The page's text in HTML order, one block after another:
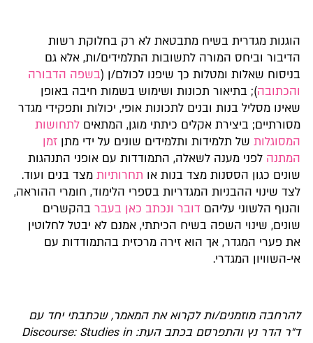
הוגנות מגדרית בשיח מתבטאת לא רק בחלוקת רשות
הדיבור וביחס המורה לתשובות התלמידים/ות, אלא גם
בניסוח שאלות ומטלות כך שיפנו לכולם/ן (בשפה הדבורה
והכתובה); בתיאור תכונות ושימוש בשמות חיבה באופן
שאינו מסליל בנות ובנים לתכונות אופי, יכולות ותפקידי מגדר
מסורתיים; ביצירת אקלים כיתתי מוגן, המתאים לתחושות
המסוגלותשל תלמידות ותלמידים שונים על ידי מתן זמן
המתנה לפני מענה לשאלה, התמודדות עם אופני התנהגות
שונים כגון הססנות מצד בנות או תחרותיותמצד בנים ועוד.
לצד שינוי ההבניות המגדריות בספרי הלימוד, חומרי ההוראה,
והנוף הלשוני עליהם דובר ונכתב כאן בעברבהקשרים
שונים, שינוי השפה בשיח הכיתתי, אמנם לא יבטל לחלוטין
את פערי המגדר, אך הוא זירה מרכזית בהתמודדות עם
אי-השוויון המגדרי.
להרחבה מוזמנים/ות לקרוא את המאמר, שכתבתי יחד עם
ד״ר הדר נץ והתפרסם בכתב העת: Discourse: Studies in